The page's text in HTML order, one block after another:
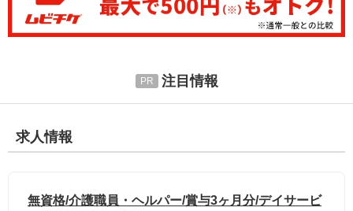
注目情報
求人情報
無資格/介護職員・ヘルパー/賞与3ヶ月分/デイサービ